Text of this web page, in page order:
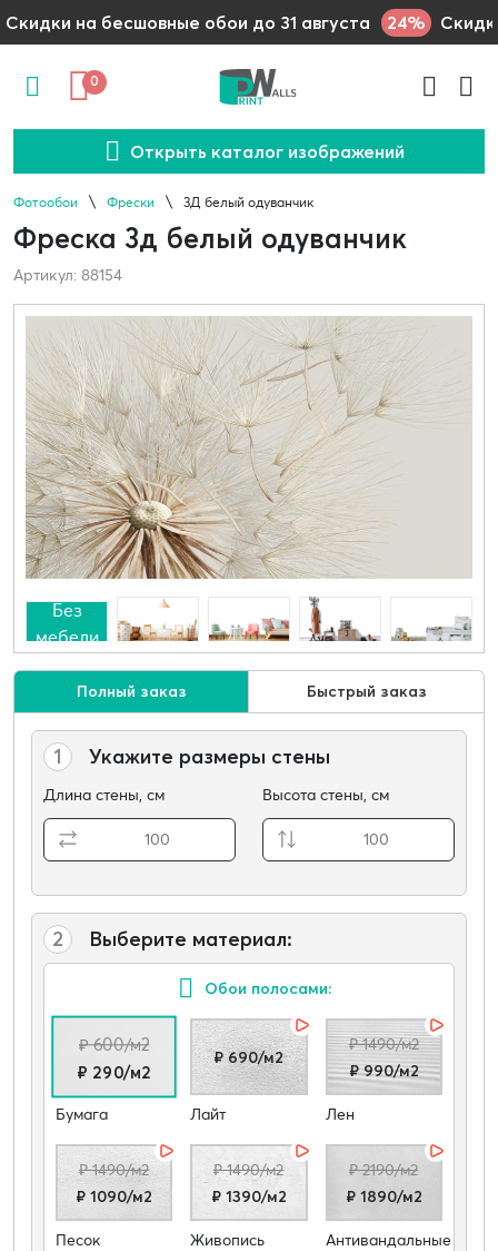
Скидки на бесшовные обои до 31 августа 24%
0
Открыть каталог изображений
Фотообои Фрески 3Д белый одуванчик
Фреска 3д белый одуванчик
Артикул: 88154
Без
мебели
Полный заказ Быстрый заказ
1 Укажите размеры стены
Длина стены, см Высота стены, см
2 Выберите материал:
Обои полосами:
₽ 600/м2
₽ 290/м2
Бумага
₽ 690/м2
Лайт
₽ 1490/м2
₽ 990/м2
Лен
₽ 1490/м2
₽ 1090/м2
Песок
₽ 1490/м2
₽ 1390/м2
Живопись
₽ 2190/м2
₽ 1890/м2
Антивандальные